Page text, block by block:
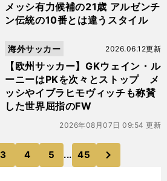
メッシ有力候補の21歳 アルゼンチ
ン伝統の10番とは違うスタイル
【欧州サッカー】GKウェイン・ル
ーニーはPKを次々とストップ メ
ッシやイブラヒモヴィッチも称賛
した世界屈指のFW
2026.06.12更新
海外サッカー
2026年08月07日 09:54 更新
3 4 5 ... 45